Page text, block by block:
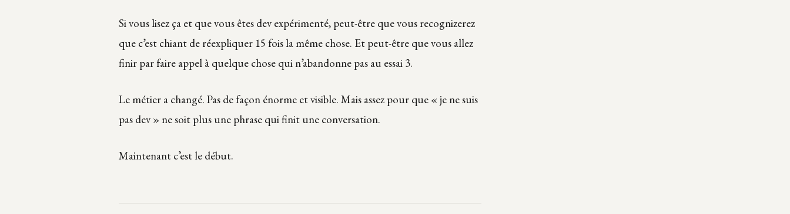
Si vous lisez ça et que vous êtes dev expérimenté, peut-être que vous recognizerez
que c’est chiant de réexpliquer 15 fois la même chose. Et peut-être que vous allez
finir par faire appel à quelque chose qui n’abandonne pas au essai 3.
Le métier a changé. Pas de façon énorme et visible. Mais assez pour que « je ne suis
pas dev » ne soit plus une phrase qui finit une conversation.
Maintenant c’est le début.